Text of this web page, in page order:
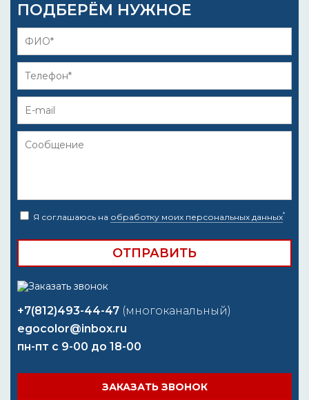
ПОДБЕРЁМ НУЖНОЕ
Я соглашаюсь на обработку моих персональных данных*
+7(812)493-44-47 (многоканальный)
egocolor@inbox.ru
пн-пт с 9-00 до 18-00
ЗАКАЗАТЬ ЗВОНОК